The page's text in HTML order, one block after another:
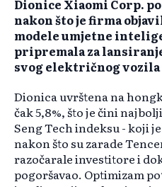
Dionice Xiaomi Corp.
nakon što je firma
modele umjetne
pripremala za
svog električnog vozila
Dionica uvrštena na
čak 5,8%, što je čini
Seng Tech indeksu - koji je
nakon što su zarade
razočarale investitore i
pogoršavao. Optimizam